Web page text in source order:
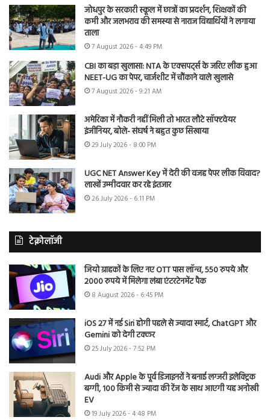
जोधपुर के सरकारी स्कूल में छात्रों का प्रदर्शन, शिक्षकों की
कमी और जलभराव की समस्या से नाराज विद्यार्थियों ने लगाया
ताला
7 August 2026 - 4:49 PM
CBI का बड़ा खुलासा: NTA के एक्सपर्ट्स के जरिए लीक हुआ
NEET-UG का पेपर, चार्जशीट में चौंकाने वाले खुलासे
7 August 2026 - 9:21 AM
अमेरिका में नौकरी नहीं मिली तो भारत लौटे सॉफ्टवेयर
इंजीनियर, बोले- संघर्ष ने बहुत कुछ सिखाया
29 July 2026 - 8:00 PM
UGC NET Answer Key में देरी की वजह पेपर लीक विवाद?
लाखों उम्मीदवार कर रहे इंतजार
26 July 2026 - 6:11 PM
टेक्नोलॉजी
जियो ग्राहकों के लिए नए OTT पास लॉन्च, 550 रुपये और
2000 रुपये में मिलेगा लंबा एंटरटेनमेंट पैक
8 August 2026 - 6:45 PM
iOS 27 में नई Siri होगी पहले से ज्यादा स्मार्ट, ChatGPT और
Gemini को देगी टक्कर
25 July 2026 - 7:52 PM
Audi और Apple के पूर्व डिजाइनरों ने बनाई लग्जरी इलेक्ट्रिक
बग्गी, 100 किमी से ज्यादा की रेंज के साथ आएगी यह अनोखी
EV
19 July 2026 - 4:48 PM